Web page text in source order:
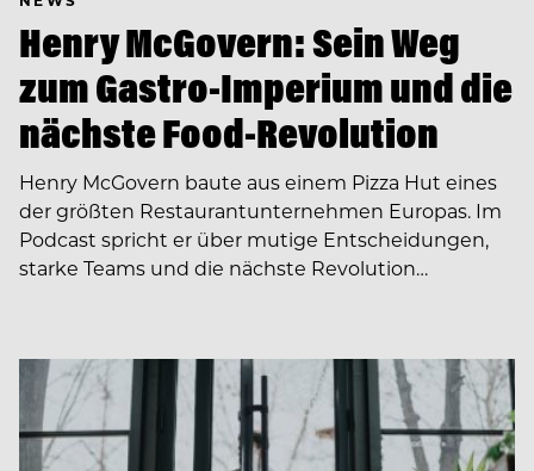
Henry McGovern: Sein Weg
zum Gastro-Imperium und die
nächste Food-Revolution
Henry McGovern baute aus einem Pizza Hut eines
der größten Restaurantunternehmen Europas. Im
Podcast spricht er über mutige Entscheidungen,
starke Teams und die nächste Revolution…